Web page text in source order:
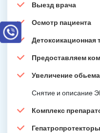
Выезд врача
Осмотр пациента
Детоксикационная
Предоставляем
Увеличение
Снятие и описание
Комплекс
Гепатропротекторы